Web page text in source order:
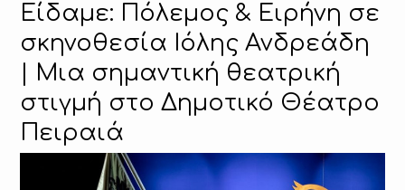
Είδαμε: Πόλεμος & Ειρήνη σε
σκηνοθεσία Ιόλης Ανδρεάδη
| Μια σημαντική θεατρική
στιγμή στο Δημοτικό Θέατρο
Πειραιά